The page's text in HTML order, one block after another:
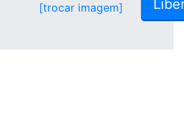
[trocar imagem]